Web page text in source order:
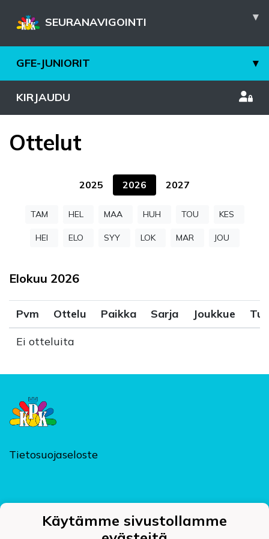
SEURANAVIGOINTI ▾
GFE-JUNIORIT ▾
KIRJAUDU
Ottelut
2025 2026 2027
TAM HEL MAA HUH TOU KES
HEI ELO SYY LOK MAR JOU
Elokuu 2026
Pvm Ottelu Paikka Sarja Joukkue
Ei otteluita
Tietosuojaseloste
Kajaanin Pallokerho ry
Kehräämöntie 7, PL 124, 87400 KAJAANI
Käytämme sivustollamme